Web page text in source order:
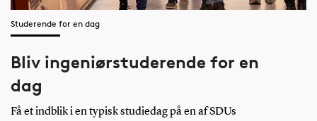
Studerende for en dag
Bliv ingeniørstuderende for en
dag
Få et indblik i en typisk studiedag på en af SDUs